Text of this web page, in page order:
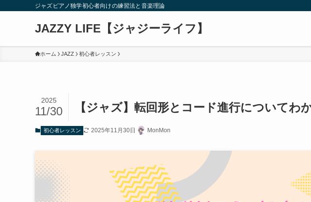
ジャズピアノ独学初心者向けの練習法と音楽理論
JAZZY LIFE【ジャジーライフ】
ホーム JAZZ 初心者レッスン
【ジャズ】転回形とコード進行についてわ
2025
11/30
初心者レッスン 2025年11月30日 MonMon